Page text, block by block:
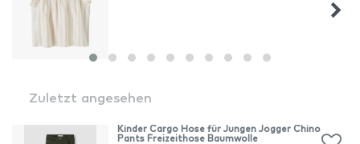
Zuletzt angesehen
Kinder Cargo Hose für Jungen Jogger Chino
Pants Freizeithose Baumwolle